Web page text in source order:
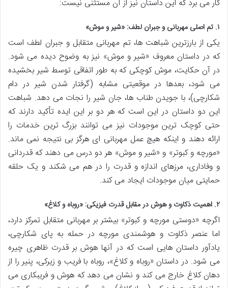
کار می برد که این داستان نیز از آن مستثنی نیست:
۱. تم اصلی مهربانی و جبران لطف: «شیر و موش»
یکی از بارزترین شباهت ها، تم مهربانی متقابل و جبران لطف است
که در داستان معروف «شیر و موش» نیز به وضوح دیده می شود.
در آن حکایت، موش کوچکی که به طور اتفاقی توسط شیر بخشیده
می شود، بعدها در موقعیتی مشابه (گرفتار شدن شیر در دام
شکارچی)، با جویدن طناب ها، جان شیر را نجات می دهد. شباهت
این دو داستان در این است که هر دو بر این ایده تأکید دارند که
حتی کوچک ترین موجودات نیز می توانند بزرگ ترین خدمات را
ارائه دهند و اینکه هیچ عمل مهربانی ای هرگز بی نتیجه نمی ماند.
«مورچه و کبوتر» و «شیر و موش» هر دو درس می دهند که قدردانی
و وفاداری، مرزهای اندازه و قدرت را در هم می شکند و یک حلقه
حمایتی میان موجودات ایجاد می کند.
۲. اهمیت ذکاوت و هوش در مقابل قدرت فیزیکی: «روباه و کلاغ»
اگرچه «دوستی مورچه و کبوتر» بیشتر بر مهربانی متقابل تمرکز دارد،
اما عنصر ذکاوت و هوشمندی مورچه در حمله به پای شکارچی،
یادآور داستان هایی است که در آنها هوش بر قدرت ظاهری چیره
می شود. در داستان «روباه و کلاغ»، روباه با فریب و زیرکی، پنیر را از
دهان کلاغ خارج می کند و نشان می دهد که هوش و فریبکاری می